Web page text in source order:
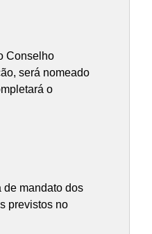
Conselho
será nomeado
o
de mandato dos
previstos no